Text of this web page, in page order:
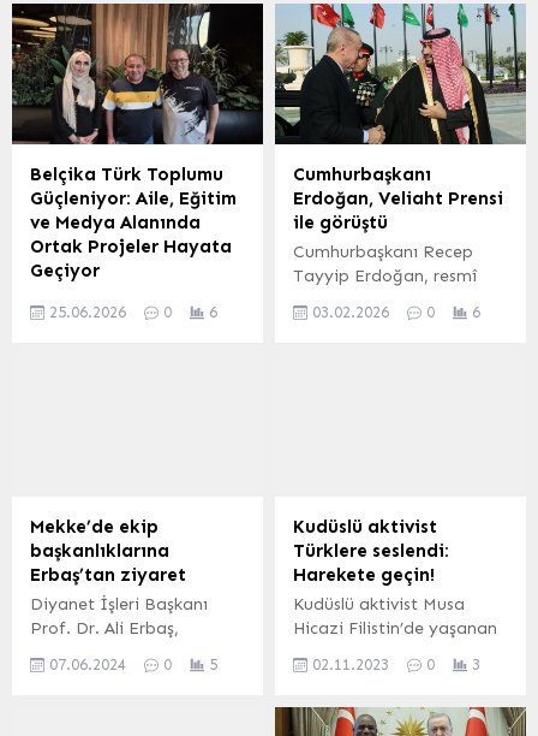
Belçika Türk Toplumu
Güçleniyor: Aile, Eğitim
ve Medya Alanında
Ortak Projeler Hayata
Geçiyor
toplumunun sosyal ve
Gazeteci İpek Yiğit, YTB
(Yurtdışı Türkler ve Akraba
Topluluklar Başkanlığı)
Büyük Türkçe Projesi
Belçika Koordinatörü
Muammer Eroğlu ve
Sociaal Limburgse VZW
25.06.2026 0 6
Cumhurbaşkanı
Erdoğan, Veliaht Prensi
ile görüştü
Cumhurbaşkanı Recep
Tayyip Erdoğan, resmî
bulunduğu Suudi
temaslarda bulunmak
üzere gittiği Suudi
Arabistan’ın başkenti
Riyad’da, Suudi Arabistan
Veliaht Prensi Muhammed
bin Selman ile görüştü.
Görüşmede, Türkiye...
03.02.2026 0 6
Mekke’de ekip
başkanlıklarına
Erbaş’tan ziyaret
Diyanet İşleri Başkanı
Prof. Dr. Ali Erbaş,
Organizasyonu
07.06.2024 0 5
Kudüslü aktivist
Türklere seslendi:
Harekete geçin!
Kudüslü aktivist Musa
Hicazi Filistin’de yaşanan
Türkiye’den Filistin’e
gerektiğinin altını çizdi ve
02.11.2023 0 3